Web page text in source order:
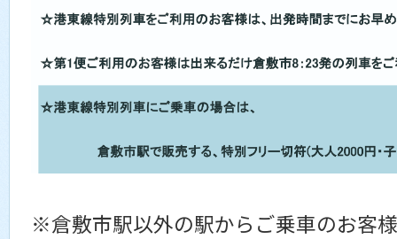
※倉敷市駅以外の駅からご乗車のお客様